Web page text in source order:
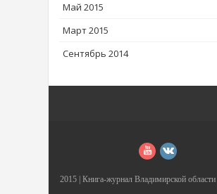
Май 2015
Март 2015
Сентябрь 2014
2015 | Книга-журнал Владимирской области